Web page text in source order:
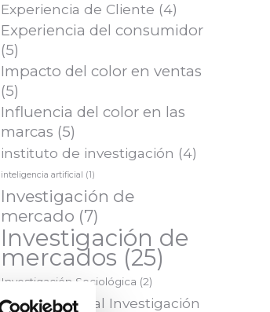
Experiencia de Cliente (4)
Experiencia del consumidor
(5)
Impacto del color en ventas
(5)
Influencia del color en las
marcas (5)
instituto de investigación (4)
inteligencia artificial (1)
Investigación de
mercado (7)
Investigación de
mercados (25)
Investigación Sociológica (2)
IO Institucional Investigación